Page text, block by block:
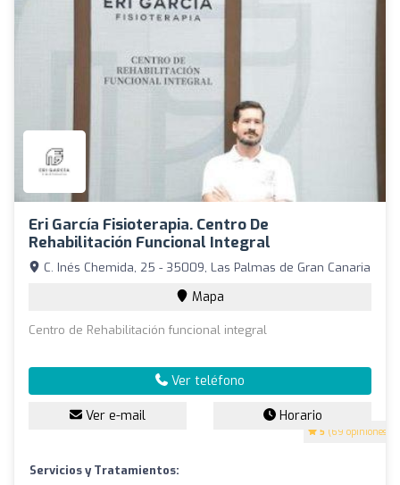
Eri García Fisioterapia. Centro De
Rehabilitación Funcional Integral
5 (69 opiniones)
C. Inés Chemida, 25 - 35009, Las Palmas de Gran Canaria
Mapa
Centro de Rehabilitación funcional integral
Ver teléfono
Ver e-mail Horario
Servicios y Tratamientos: